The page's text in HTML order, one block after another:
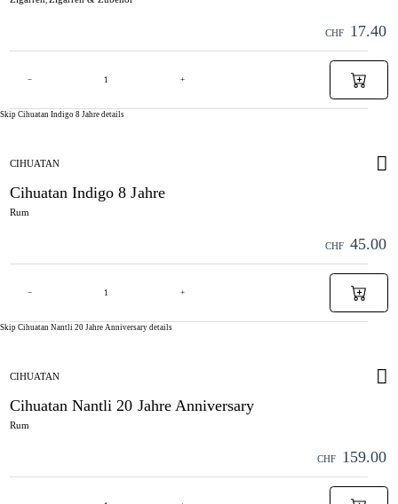
CHF 17.40
− +
Skip Cihuatan Indigo 8 Jahre details
CIHUATAN
Cihuatan Indigo 8 Jahre
Rum
CHF 45.00
− +
Skip Cihuatan Nantli 20 Jahre Anniversary details
CIHUATAN
Cihuatan Nantli 20 Jahre Anniversary
Rum
CHF 159.00